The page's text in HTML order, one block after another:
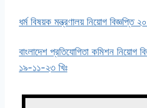
ধর্ম বিষয়ক মন্ত্রণালয় নিয়োগ বিজ্ঞপ্তি
বাংলাদেশ প্রতিযোগিতা কমিশন নিয়োগ
১৯-১১-২৩ খিঃ